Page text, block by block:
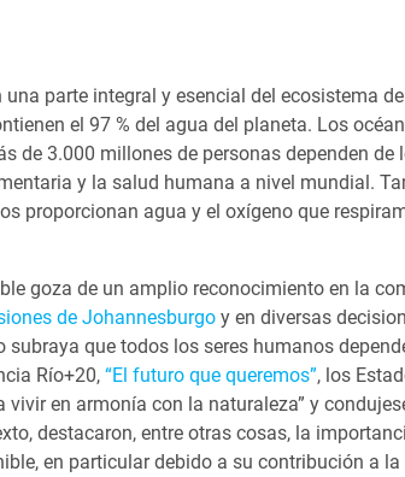
parte integral y esencial del ecosistema
el 97 % del agua del planeta. Los
de 3.000 millones de personas dependen
y la salud humana a nivel mundial.
proporcionan agua y el oxígeno que
goza de un amplio reconocimiento en la
de Johannesburgoy en diversas
que todos los seres humanos
Río+20, “El futuro que queremos”, los
en armonía con la naturaleza” y
destacaron, entre otras cosas, la
en particular debido a su contribución a